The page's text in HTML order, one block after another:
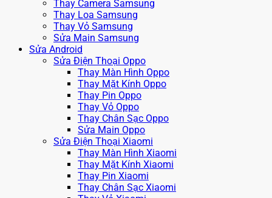
Thay Camera Samsung
Thay Loa Samsung
Thay Vỏ Samsung
Sửa Main Samsung
Sửa Android
Sửa Điện Thoại Oppo
Thay Màn Hình Oppo
Thay Mặt Kính Oppo
Thay Pin Oppo
Thay Vỏ Oppo
Thay Chân Sạc Oppo
Sửa Main Oppo
Sửa Điện Thoại Xiaomi
Thay Màn Hình Xiaomi
Thay Mặt Kính Xiaomi
Thay Pin Xiaomi
Thay Chân Sạc Xiaomi